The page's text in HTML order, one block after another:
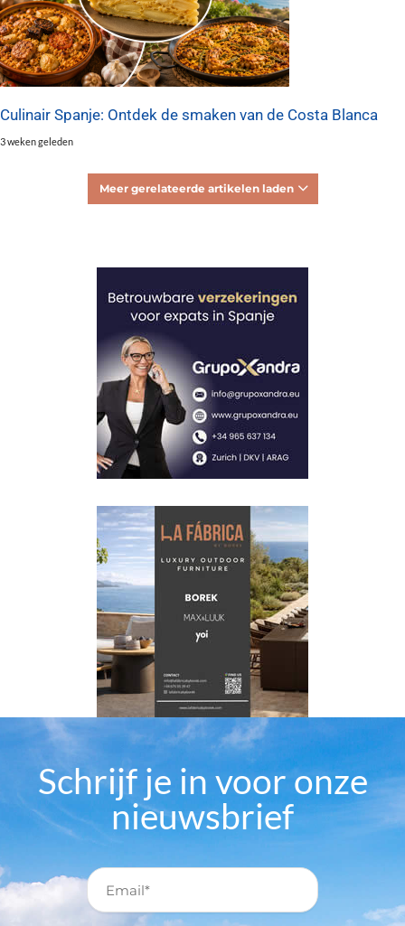
Culinair Spanje: Ontdek de smaken van de Costa Blanca
3 weken geleden
Meer gerelateerde artikelen laden
Schrijf je in voor onze
nieuwsbrief